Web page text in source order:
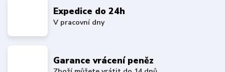
Expedice do 24h
V pracovní dny
Garance vrácení peněz